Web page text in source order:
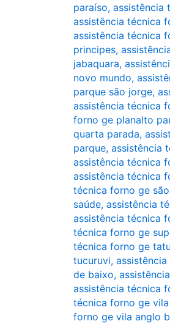
paraíso, assistência
assistência técnica
assistência técnica
principes,
jabaquara,
novo mundo,
parque são jorge,
assistência técnica
forno ge planalto
quarta parada,
parque, assistência
assistência técnica
assistência técnica
técnica forno ge
saúde, assistência
assistência técnica
técnica forno ge
técnica forno ge
tucuruvi,
de baixo,
assistência técnica
técnica forno ge
forno ge vila anglo